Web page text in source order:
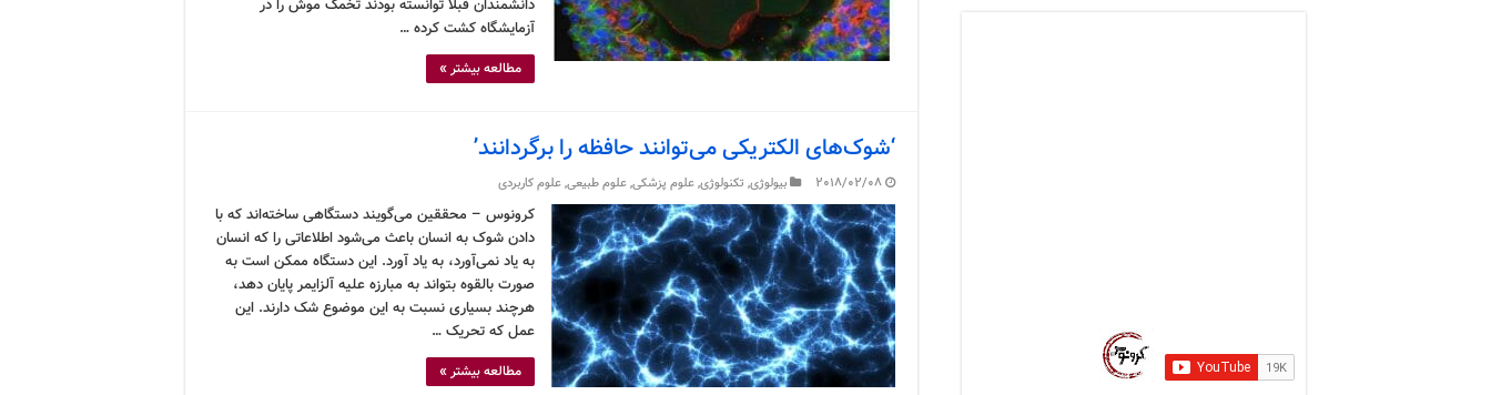
دانشمندان قبلاً توانسته بودند تخمک موش را در
آزمایشگاه کشت کرده …
مطالعه بیشتر »
‘شوک‌های الکتریکی می‌توانند حافظه را برگردانند’
2018/02/08 بیولوژی, تکنولوژی,علوم پزشکی,علوم طبیعی,علوم کاربردی
کرونوس – محققین می‌گویند دستگاهی ساخته‌اند که با
دادن شوک به انسان باعث می‌شود اطلاعاتی را که انسان
به یاد نمی‌آورد، به یاد آورد. این دستگاه ممکن است به
صورت بالقوه بتواند به مبارزه علیه آلزایمر پایان دهد،
هرچند بسیاری نسبت به این موضوع شک دارند. این
عمل که تحریک …
مطالعه بیشتر »